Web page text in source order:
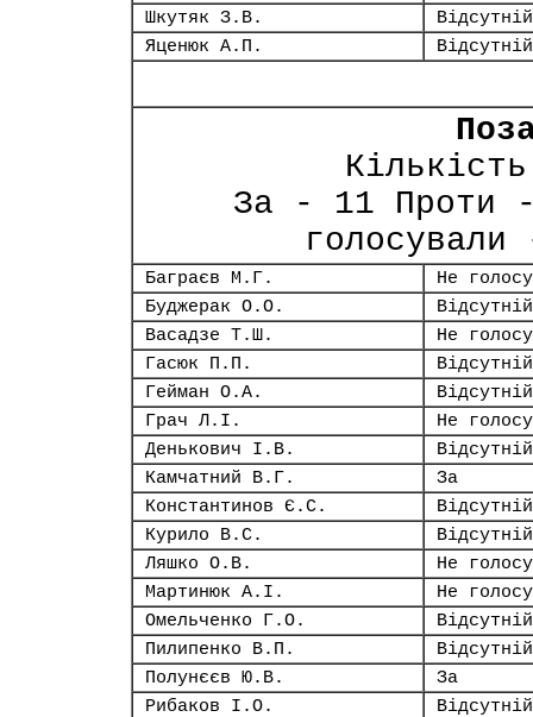
Шкутяк З.В.
Відсутній
Яценюк А.П.
Відсутній
За - 11 Проти
Баграєв М.Г.
Не
Буджерак О.О.
Відсутній
Васадзе Т.Ш.
Не
Гасюк П.П.
Відсутній
Гейман О.А.
Відсутній
Грач Л.І.
Не
Денькович І.В.
Відсутній
Камчатний В.Г.
За
Константинов Є.С.
Відсутній
Курило В.С.
Відсутній
Ляшко О.В.
Не
Мартинюк А.І.
Не
Омельченко Г.О.
Відсутній
Пилипенко В.П.
Відсутній
Полунєєв Ю.В.
За
Рибаков І.О.
Відсутній